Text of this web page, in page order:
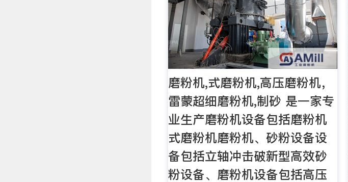
磨粉机,式磨粉机,高压磨粉机，
雷蒙超细磨粉机,制砂 是一家专
业生产磨粉机设备包括磨粉机
式磨粉机磨粉机、砂粉设备设
备包括立轴冲击破新型高效砂
粉设备、磨粉机设备包括高压